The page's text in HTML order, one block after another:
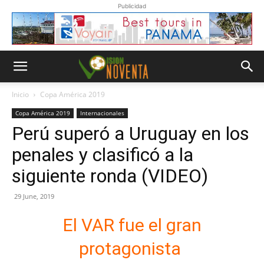
Publicidad
Inicio Copa América 2019
Copa América 2019 Internacionales
Perú superó a Uruguay en los
penales y clasificó a la
siguiente ronda (VIDEO)
29 June, 2019
El VAR fue el gran
protagonista